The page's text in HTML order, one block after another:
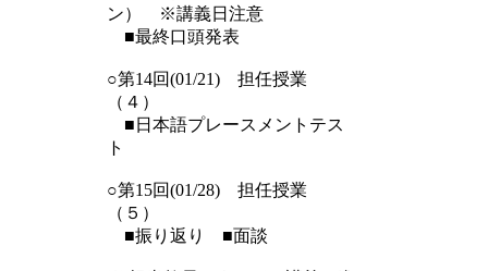
ン） ※講義日注意
■最終口頭発表
○第14回(01/21) 担任授業
（４）
■日本語プレースメントテス
ト
○第15回(01/28) 担任授業
（５）
■振り返り ■面談